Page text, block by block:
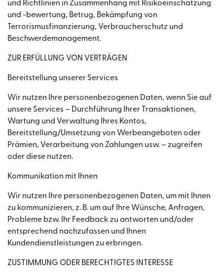
und Richtlinien in Zusammenhang mit Risikoeinschätzung
und -bewertung, Betrug, Bekämpfung von
Terrorismusfinanzierung, Verbraucherschutz und
Beschwerdemanagement.
ZUR ERFÜLLUNG VON VERTRÄGEN
Bereitstellung unserer Services
Wir nutzen Ihre personenbezogenen Daten, wenn Sie auf
unsere Services – Durchführung Ihrer Transaktionen,
Wartung und Verwaltung Ihres Kontos,
Bereitstellung/Umsetzung von Werbeangeboten oder
Prämien, Verarbeitung von Zahlungen usw. – zugreifen
oder diese nutzen.
Kommunikation mit Ihnen
Wir nutzen Ihre personenbezogenen Daten, um mit Ihnen
zu kommunizieren, z. B. um auf Ihre Wünsche, Anfragen,
Probleme bzw. Ihr Feedback zu antworten und/oder
entsprechend nachzufassen und Ihnen
Kundendienstleistungen zu erbringen.
ZUSTIMMUNG ODER BERECHTIGTES INTERESSE